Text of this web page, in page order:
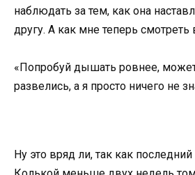
наблюдать за тем, как она
другу. А как мне теперь смотреть
«Попробуй дышать ровнее,
развелись, а я просто ничего не
Ну это вряд ли, так как последний